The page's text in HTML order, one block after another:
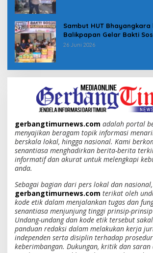
Sambut HUT
Balikpapan Gelar Bakti
Asuhan Jabal Rahmah
26 Juni 2026
gerbangtimurnews.com adalah portal
menyajikan beragam topik informasi
berskala lokal, hingga nasional. Kami
senantiasa menghadirkan berita-berita
informatif dan akurat untuk melengkapi
anda.
Sebagai bagian dari pers lokal dan
gerbangtimurnews.com terikat oleh
kode etik dalam menjalankan tugas dan
senantiasa menjunjung tinggi prinsip-
Undang-undang dan kode etik tersebut
panduan redaksi dalam melakukan kerja
independen serta disiplin terhadap
keberimbangan. Dukungan, kritik dan